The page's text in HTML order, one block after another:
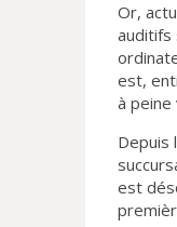
Or,
auditifs
est,
à peine
Depuis
est